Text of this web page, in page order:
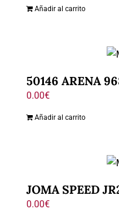
Añadir al carrito
50146 ARENA
0.00€
Añadir al carrito
JOMA SPEED
0.00€